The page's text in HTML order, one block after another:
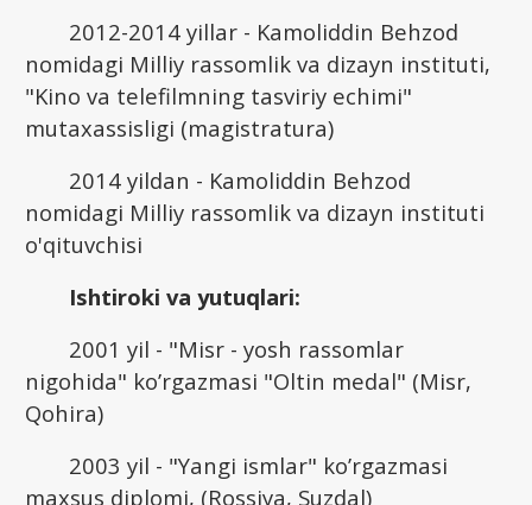
2012-2014 yillar - Kamoliddin Behzod
nomidagi Milliy rassomlik va dizayn instituti,
"Kino va telefilmning tasviriy echimi"
mutaxassisligi (magistratura)
2014 yildan - Kamoliddin Behzod
nomidagi Milliy rassomlik va dizayn instituti
o'qituvchisi
Ishtiroki va yutuqlari:
2001 yil - "Misr - yosh rassomlar
nigohida" ko’rgazmasi "Oltin medal" (Misr,
Qohira)
2003 yil - "Yangi ismlar" ko’rgazmasi
maxsus diplomi, (Rossiya, Suzdal)